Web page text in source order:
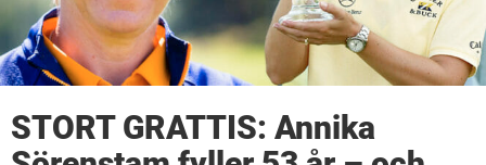
STORT GRATTIS: Annika